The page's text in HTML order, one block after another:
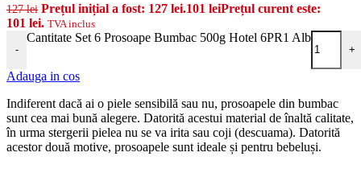
127lei Prețul inițial a fost: 127 lei.101 leiPrețul curent este:
101 lei. TVA inclus
-
Cantitate Set 6 Prosoape Bumbac 500g Hotel 6PR1 Alb
+
Adauga in cos
Indiferent dacă ai o piele sensibilă sau nu, prosoapele din bumbac
sunt cea mai bună alegere. Datorită acestui material de înaltă calitate,
în urma stergerii pielea nu se va irita sau coji (descuama). Datorită
acestor două motive, prosoapele sunt ideale și pentru bebeluși.